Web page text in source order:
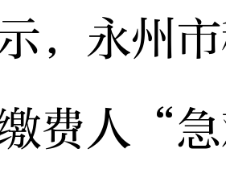
，永州
费人“